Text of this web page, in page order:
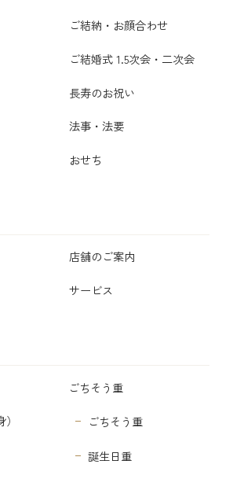
ご結納・お顔合わせ
ご結婚式 1.5次会・二次会
長寿のお祝い
法事・法要
おせち
店舗のご案内
サービス
ごちそう重
ごちそう重
誕生日重